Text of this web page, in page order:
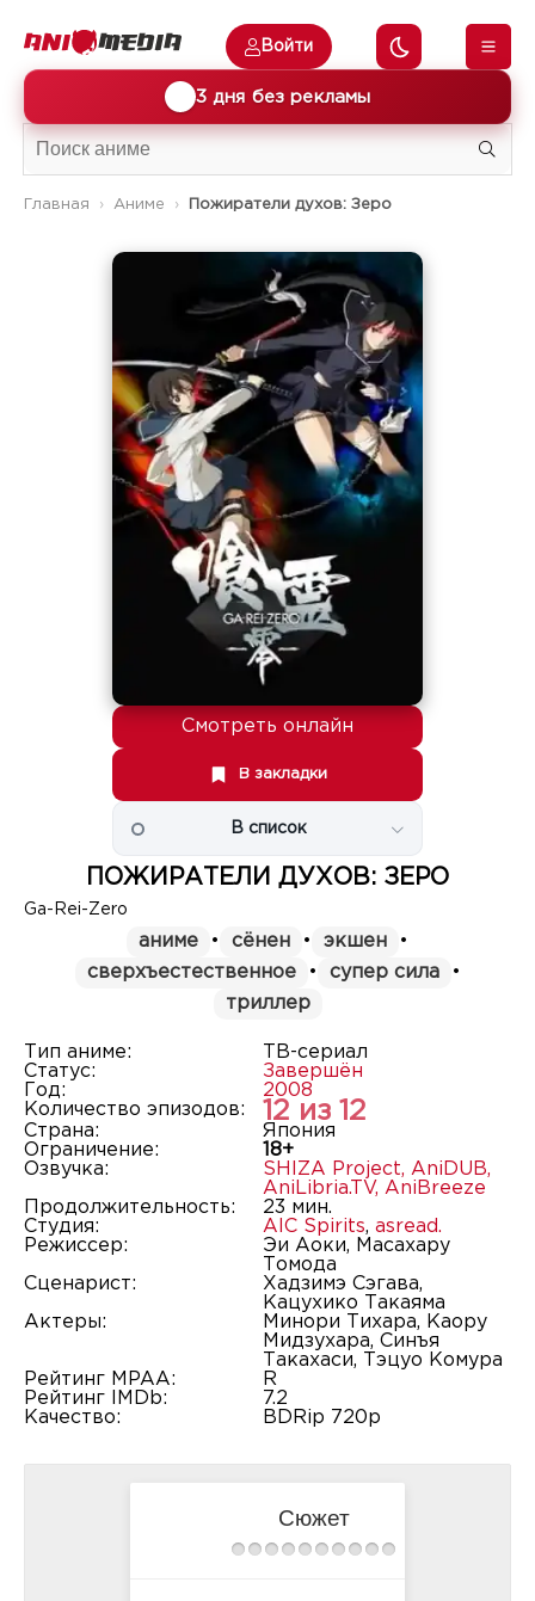
3 дня без рекламы
Войти
Главная Аниме Пожиратели духов: Зеро
Смотреть онлайн
В закладки
В список
ПОЖИРАТЕЛИ ДУХОВ: ЗЕРО
Ga-Rei-Zero
аниме • сёнен • экшен
•
сверхъестественное
• супер сила
•
триллер
Тип аниме:
ТВ-сериал
Статус:
Завершён
Год:
2008
Количество эпизодов:
12 из 12
Страна:
Япония
Ограничение:
18+
Озвучка:
SHIZA Project, AniDUB,
AniLibria.TV, AniBreeze
Продолжительность:
23 мин.
Студия:
AIC Spirits, asread.
Режиссер:
Эи Аоки, Масахару
Томода
Сценарист:
Хадзимэ Сэгава,
Кацухико Такаяма
Актеры:
Минори Тихара, Каору
Мидзухара, Синъя
Такахаси, Тэцуо Комура
Рейтинг MPAA:
R
Рейтинг IMDb:
7.2
Качество:
BDRip 720p
Сюжет